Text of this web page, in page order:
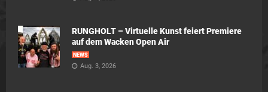
RUNGHOLT – Virtuelle Kunst feiert Premiere
auf dem Wacken Open Air
NEWS
Aug. 3, 2026